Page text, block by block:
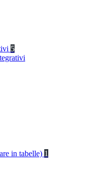
5
in tabelle) 1